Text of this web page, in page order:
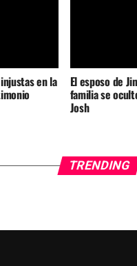
en la El esposo de
familia se
Josh
TRENDING